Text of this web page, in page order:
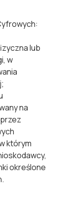
lub
w
na
którym
określone